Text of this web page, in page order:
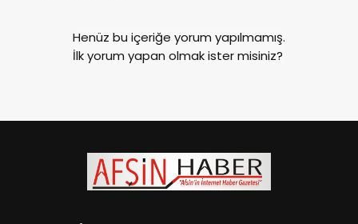
Henüz bu içeriğe yorum yapılmamış.
İlk yorum yapan olmak ister misiniz?